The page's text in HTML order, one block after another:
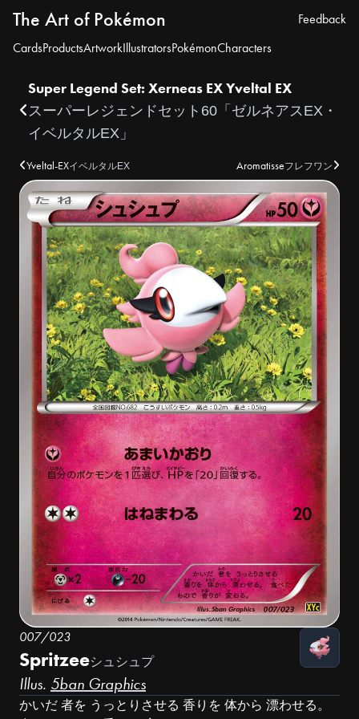
The Art of Pokémon
CardsProductsArtworkIllustratorsPokémonCharacters
Feedback
Super Legend Set: Xerneas EX Yveltal EX
スーパーレジェンドセット60「ゼルネアスEX・
イベルタルEX」
Yveltal-EXイベルタルEX Aromatisseフレフワン
007/023
Spritzeeシュシュプ
Illus. 5ban Graphics
かいだ 者を うっとりさせる 香りを 体から 漂わせる。